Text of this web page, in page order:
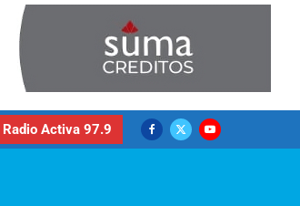
Radio Activa 97.9